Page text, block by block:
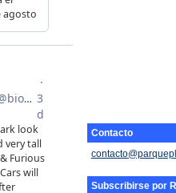
Contacto
Subscribirse por